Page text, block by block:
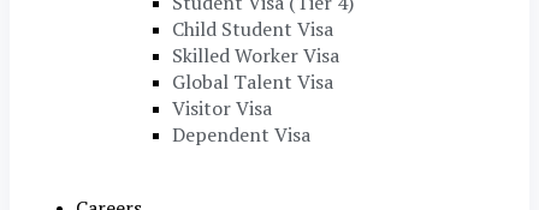
Child Student Visa
Skilled Worker Visa
Global Talent Visa
Visitor Visa
Dependent Visa